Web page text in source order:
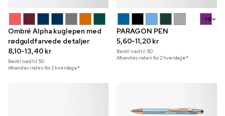
Ombré Alpha kuglepen med
rødguldfarvede detaljer
8,10-13,40 kr
Bestil ned til 50
Afsendes inden for 2 hverdage*
+6
PARAGON PEN
5,60-11,20 kr
Bestil ned til 50
Afsendes inden for 2 hverdage*